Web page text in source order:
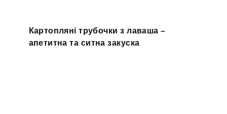
Картопляні трубочки з лаваша –
апетитна та ситна закуска